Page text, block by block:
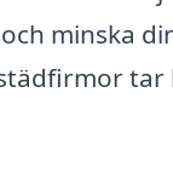
minska
tar